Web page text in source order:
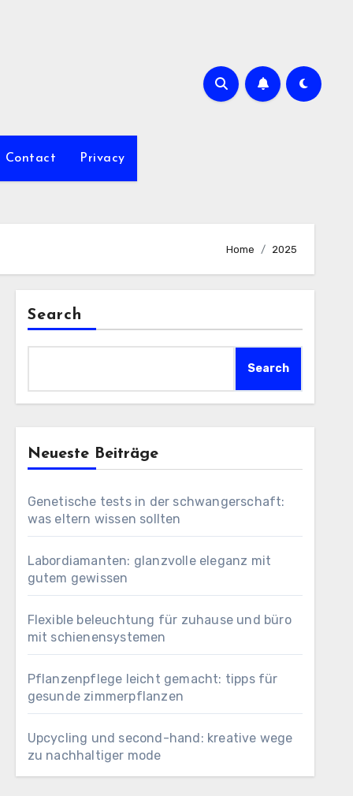
Contact Privacy
Home 2025
Search
Search
Neueste Beiträge
Genetische tests in der schwangerschaft:
was eltern wissen sollten
Labordiamanten: glanzvolle eleganz mit
gutem gewissen
Flexible beleuchtung für zuhause und büro
mit schienensystemen
Pflanzenpflege leicht gemacht: tipps für
gesunde zimmerpflanzen
Upcycling und second-hand: kreative wege
zu nachhaltiger mode